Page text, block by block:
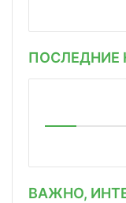
ПОСЛЕДНИЕ
ВАЖНО,